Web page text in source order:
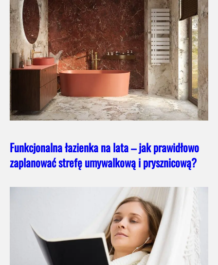
Funkcjonalna łazienka na lata – jak prawidłowo
zaplanować strefę umywalkową i prysznicową?